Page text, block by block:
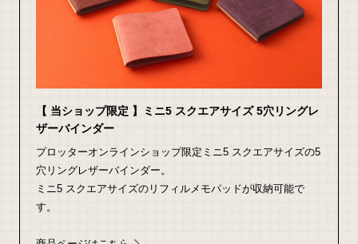
【 当ショップ限定 】ミニ5 スクエアサイズ 5穴リングレ
ザーバインダー
プロッターオンラインショップ限定ミニ5 スクエアサイズの5
穴リングレザーバインダー。
ミニ5 スクエアサイズのリフィルメモパッドが収納可能で
す。